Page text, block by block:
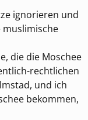
ignorieren und
muslimische
die die Moschee
rechtlichen
und ich
bekommen,